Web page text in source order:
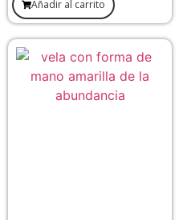
Suerte,
Trabajo y
Negocios
Añadir al carrito